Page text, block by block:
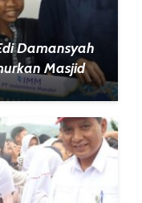
Damansyah
Masjid